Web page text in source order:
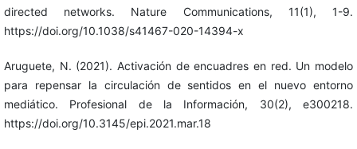
directed networks. Nature Communications, 11(1), 1-9.
https://doi.org/10.1038/s41467-020-14394-x
Aruguete, N. (2021). Activación de encuadres en red. Un modelo
para repensar la circulación de sentidos en el nuevo entorno
mediático. Profesional de la Información, 30(2), e300218.
https://doi.org/10.3145/epi.2021.mar.18